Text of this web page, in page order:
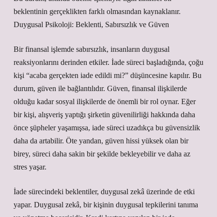
beklentinin gerçeklikten farklı olmasından kaynaklanır.
Duygusal Psikoloji: Beklenti, Sabırsızlık ve Güven
Bir finansal işlemde sabırsızlık, insanların duygusal
reaksiyonlarını derinden etkiler. İade süreci başladığında, çoğu
kişi “acaba gerçekten iade edildi mi?” düşüncesine kapılır. Bu
durum, güven ile bağlantılıdır. Güven, finansal ilişkilerde
olduğu kadar sosyal ilişkilerde de önemli bir rol oynar. Eğer
bir kişi, alışveriş yaptığı şirketin güvenilirliği hakkında daha
önce şüpheler yaşamışsa, iade süreci uzadıkça bu güvensizlik
daha da artabilir. Öte yandan, güven hissi yüksek olan bir
birey, süreci daha sakin bir şekilde bekleyebilir ve daha az
stres yaşar.
İade sürecindeki beklentiler, duygusal zekâ üzerinde de etki
yapar. Duygusal zekâ, bir kişinin duygusal tepkilerini tanıma